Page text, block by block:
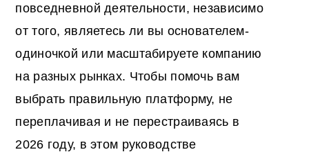
повседневной деятельности, независимо
от того, являетесь ли вы основателем-
одиночкой или масштабируете компанию
на разных рынках. Чтобы помочь вам
выбрать правильную платформу, не
переплачивая и не перестраиваясь в
2026 году, в этом руководстве